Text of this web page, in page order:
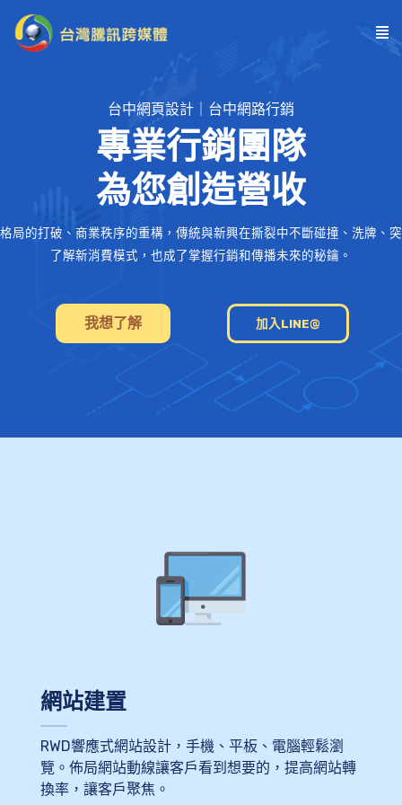
台中網頁設計｜台中網路行銷
專業行銷團隊
為您創造營收
局的打破、商業秩序的重構，傳統與新興在撕裂中不斷碰撞、洗牌、
了解新消費模式，也成了掌握行銷和傳播未來的秘鑰。
我想了解 加入LINE@
網站建置
RWD響應式網站設計，手機、平板、電腦輕鬆瀏
覽。佈局網站動線讓客戶看到想要的，提高網站轉
換率，讓客戶聚焦。